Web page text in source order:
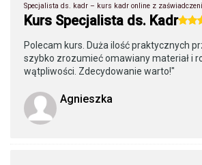
Specjalista ds. kadr – kurs kadr online z
Kurs Specjalista ds. Kadr
Polecam kurs. Duża ilość praktycznych
szybko zrozumieć omawiany materiał i
wątpliwości. Zdecydowanie warto!"
Agnieszka